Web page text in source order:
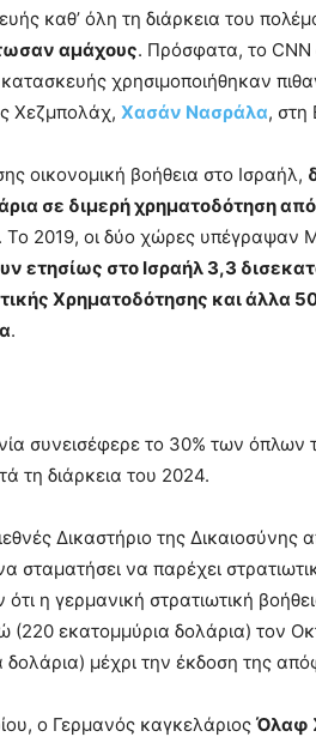
καθ’ όλη τη διάρκεια του
αμάχους. Πρόσφατα, το CNN
χρησιμοποιήθηκαν
Χεζμπολάχ, Χασάν Νασράλα, στη
οικονομική βοήθεια στο Ισραήλ,
σε διμερή χρηματοδότηση
2019, οι δύο χώρες υπέγραψαν
ετησίως στο Ισραήλ 3,3
Χρηματοδότησης και άλλα
.
συνεισέφερε το 30% των όπλων
τη διάρκεια του 2024.
Δικαστήριο της
σταματήσει να παρέχει
η γερμανική στρατιωτική
(220 εκατομμύρια δολάρια) τον
δολάρια) μέχρι την έκδοση της
ο Γερμανός καγκελάριος Όλαφ